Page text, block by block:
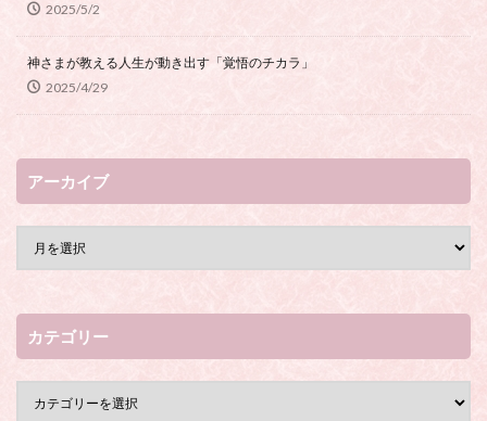
2025/5/2
神さまが教える人生が動き出す「覚悟のチカラ」
2025/4/29
アーカイブ
カテゴリー